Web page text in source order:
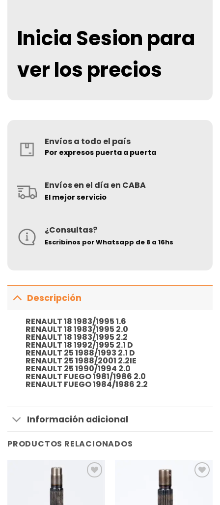
Inicia Sesion para
ver los precios
Envíos a todo el país
Por expresos puerta a puerta
Envíos en el día en CABA
El mejor servicio
¿Consultas?
Escribinos por Whatsapp de 8 a 16hs
Descripción
RENAULT18 1983/1995 1.6
RENAULT18 1983/1995 2.0
RENAULT18 1983/1995 2.2
RENAULT18 1992/1995 2.1 D
RENAULT 25 1988/1993 2.1 D
RENAULT 25 1988/2001 2.2IE
RENAULT 25 1990/1994 2.0
RENAULT FUEGO 1981/1986 2.0
RENAULT FUEGO 1984/1986 2.2
Información adicional
PRODUCTOS RELACIONADOS